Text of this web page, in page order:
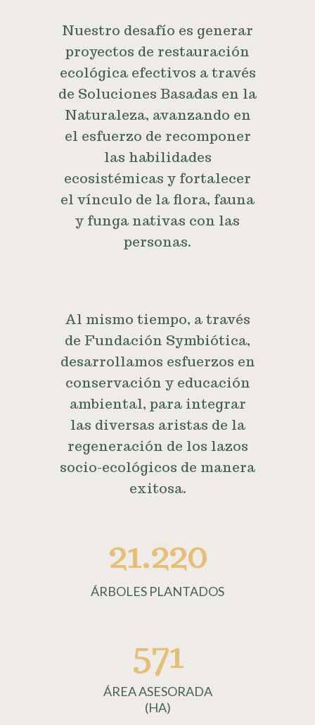
Nuestro desafío es generar
proyectos de restauración
ecológica efectivos a través
de Soluciones Basadas en la
Naturaleza, avanzando en
el esfuerzo de recomponer
las habilidades
ecosistémicas y fortalecer
el vínculo de la flora, fauna
y funga nativas con las
personas.
Al mismo tiempo, a través
de Fundación Symbiótica,
desarrollamos esfuerzos en
conservación y educación
ambiental, para integrar
las diversas aristas de la
regeneración de los lazos
socio-ecológicos de manera
exitosa.
21.220
ÁRBOLES PLANTADOS
571
ÁREA ASESORADA
(HA)